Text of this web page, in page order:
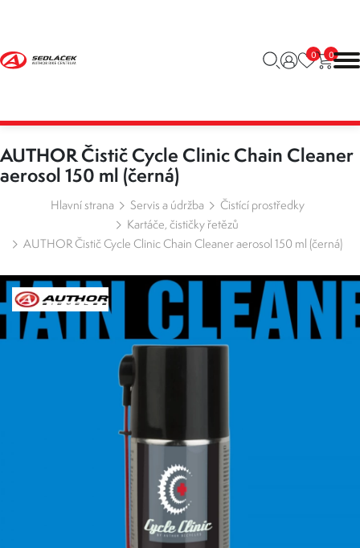
0 0
AUTHOR Čistič Cycle Clinic Chain Cleaner
aerosol 150 ml (černá)
Hlavní strana Servis a údržba
Čistící prostředky
Kartáče, čističky řetězů
AUTHOR Čistič Cycle Clinic Chain Cleaner aerosol 150 ml (černá)